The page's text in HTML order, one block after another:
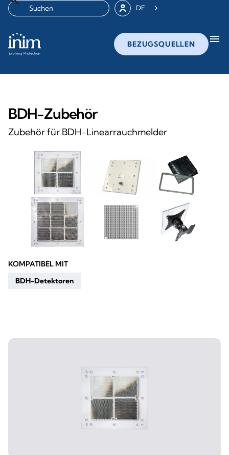
DE
BEZUGSQUELLEN menu
BDH-Zubehör
Zubehör für BDH-Linearrauchmelder
KOMPATIBEL MIT
BDH-Detektoren